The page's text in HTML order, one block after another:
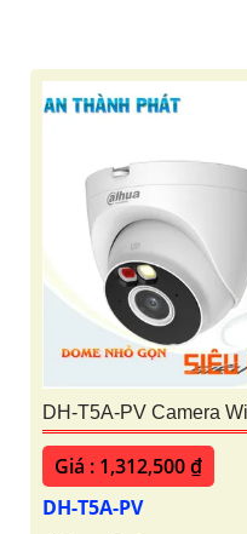
DH-T5A-PV Camera
Giá : 1,312,500 ₫
DH-T5A-PV